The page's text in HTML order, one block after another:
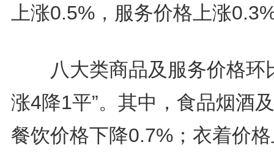
上涨0.5%，服务价格上涨
八大类商品及服务价格环
涨4降1平”。其中，食品烟酒
餐饮价格下降0.7%；衣着价